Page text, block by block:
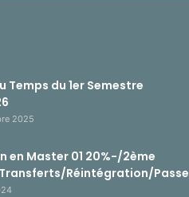
Temps du 1er Semestre
2025
en Master 01 20%-/2ème
Réintégration/